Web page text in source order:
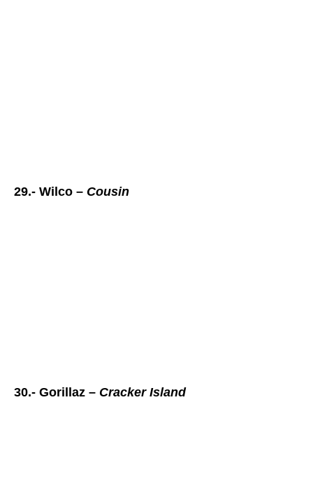
29.- Wilco – Cousin
30.- Gorillaz – Cracker Island